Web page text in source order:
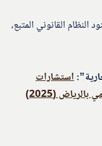
القانوني المتبع،
استشارات
(2025)